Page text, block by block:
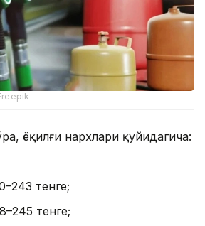
ёқилғи нархлари қуйидагича:
тенге;
тенге;